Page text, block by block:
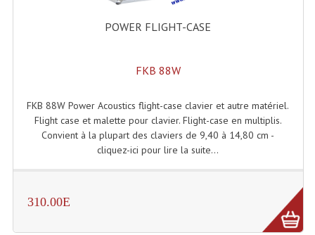
Filtres Passifs
Haut-Parleurs Amplis Guitare
Moteurs Pavillons Pour Enceinte
POWER FLIGHT-CASE
FKB 88W
FKB 88W Power Acoustics flight-case clavier et autre matériel.
Flight case et malette pour clavier. Flight-case en multiplis.
Convient à la plupart des claviers de 9,40 à 14,80 cm -
cliquez-ici pour lire la suite...
310.00E